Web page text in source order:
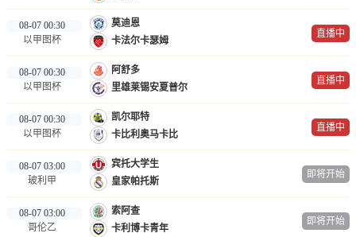
08-07 00:30
以甲图杯
莫迪恩
卡法尔卡瑟姆
直播中
08-07 00:30
以甲图杯
阿舒多
里雄莱锡安夏普尔
直播中
08-07 00:30
以甲图杯
凯尔耶特
卡比利奥马卡比
直播中
08-07 03:00
玻利甲
宾托大学生
皇家帕托斯
即将开始
08-07 03:00
哥伦乙
索阿查
卡利博卡青年
即将开始